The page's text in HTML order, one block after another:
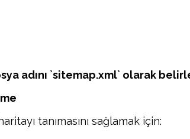
adını `sitemap.xml` olarak
tanımasını sağlamak için: